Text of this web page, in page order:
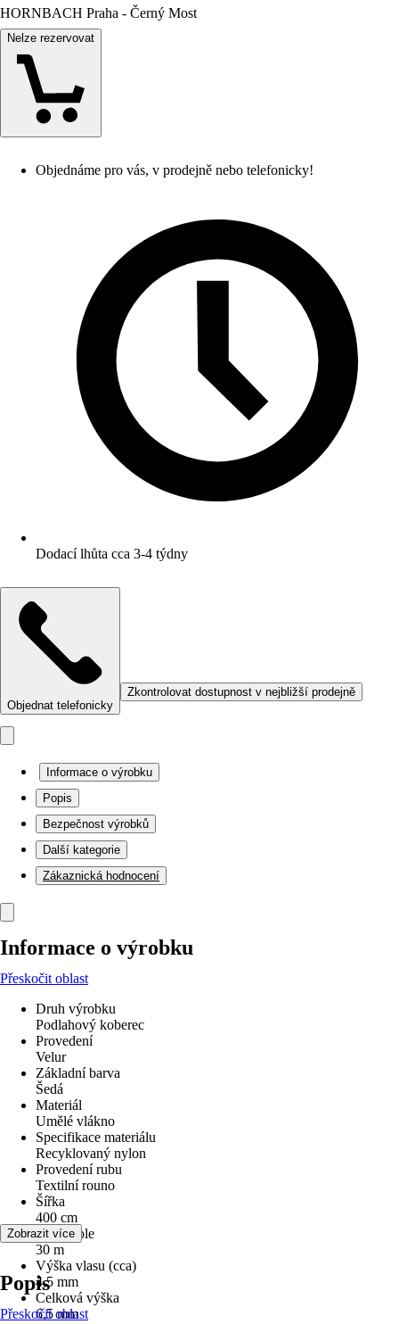
HORNBACH Praha - Černý Most
Nelze rezervovat
Objednáme pro vás, v prodejně nebo telefonicky!
Dodací lhůta cca 3-4 týdny
Objednat telefonicky
Zkontrolovat dostupnost v nejbližší prodejně
Informace o výrobku
Popis
Bezpečnost výrobků
Další kategorie
Zákaznická hodnocení
Informace o výrobku
Přeskočit oblast
Druh výrobku
Podlahový koberec
Provedení
Velur
Základní barva
Šedá
Materiál
Umělé vlákno
Specifikace materiálu
Recyklovaný nylon
Provedení rubu
Textilní rouno
Šířka
400 cm
Délka role
30 m
Výška vlasu (cca)
4,5 mm
Celková výška
6,5 mm
Zobrazit více
Popis
Přeskočit oblast